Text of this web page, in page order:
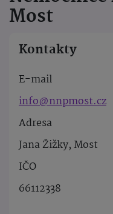
Most
Kontakty
E-mail
info@nnpmost.cz
Adresa
Jana Žižky, Most
IČO
66112338